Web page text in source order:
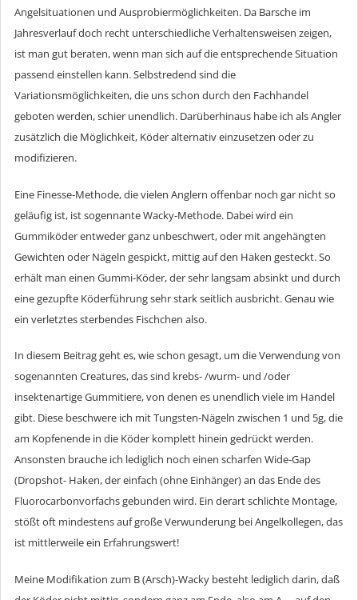
Angelsituationen und Ausprobiermöglichkeiten. Da Barsche im
Jahresverlauf doch recht unterschiedliche Verhaltensweisen zeigen,
ist man gut beraten, wenn man sich auf die entsprechende Situation
passend einstellen kann. Selbstredend sind die
Variationsmöglichkeiten, die uns schon durch den Fachhandel
geboten werden, schier unendlich. Darüberhinaus habe ich als Angler
zusätzlich die Möglichkeit, Köder alternativ einzusetzen oder zu
modifizieren.
Eine Finesse-Methode, die vielen Anglern offenbar noch gar nicht so
geläufig ist, ist sogennante Wacky-Methode. Dabei wird ein
Gummiköder entweder ganz unbeschwert, oder mit angehängten
Gewichten oder Nägeln gespickt, mittig auf den Haken gesteckt. So
erhält man einen Gummi-Köder, der sehr langsam absinkt und durch
eine gezupfte Köderführung sehr stark seitlich ausbricht. Genau wie
ein verletztes sterbendes Fischchen also.
In diesem Beitrag geht es, wie schon gesagt, um die Verwendung von
sogenannten Creatures, das sind krebs- /wurm- und /oder
insektenartige Gummitiere, von denen es unendlich viele im Handel
gibt. Diese beschwere ich mit Tungsten-Nägeln zwischen 1 und 5g, die
am Kopfenende in die Köder komplett hinein gedrückt werden.
Ansonsten brauche ich lediglich noch einen scharfen Wide-Gap
(Dropshot- Haken, der einfach (ohne Einhänger) an das Ende des
Fluorocarbonvorfachs gebunden wird. Ein derart schlichte Montage,
stößt oft mindestens auf große Verwunderung bei Angelkollegen, das
ist mittlerweile ein Erfahrungswert!
Meine Modifikation zum B (Arsch)-Wacky besteht lediglich darin, daß